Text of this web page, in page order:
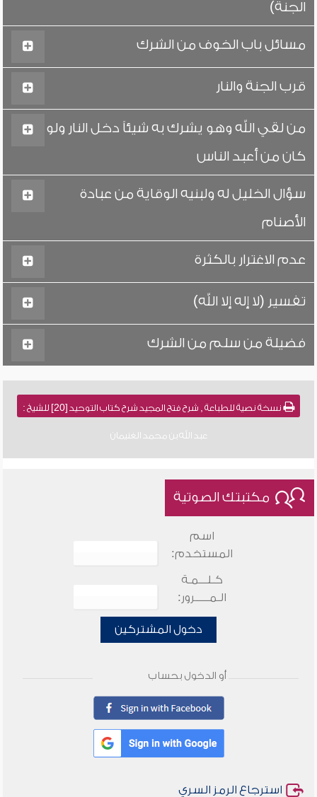
الجنة)
مسائل باب الخوف من الشرك
قرب الجنة والنار
من لقي الله وهو يشرك به شيئاً دخل النار ولو
كان من أعبد الناس
سؤال الخليل له ولبنيه الوقاية من عبادة
الأصنام
عدم الاغترار بالكثرة
تفسير (لا إله إلا الله)
فضيلة من سلم من الشرك
نسخة نصية للطباعة , شرح فتح المجيد شرح كتاب التوحيد [20] للشيخ :
عبد الله بن محمد الغنيمان
مكتبتك الصوتية
اسم
المستخدم:
كـلـــمـة
الـمـــــرور:
دخول المشتركين
أو الدخول بحساب
استرجاع الرمز السري